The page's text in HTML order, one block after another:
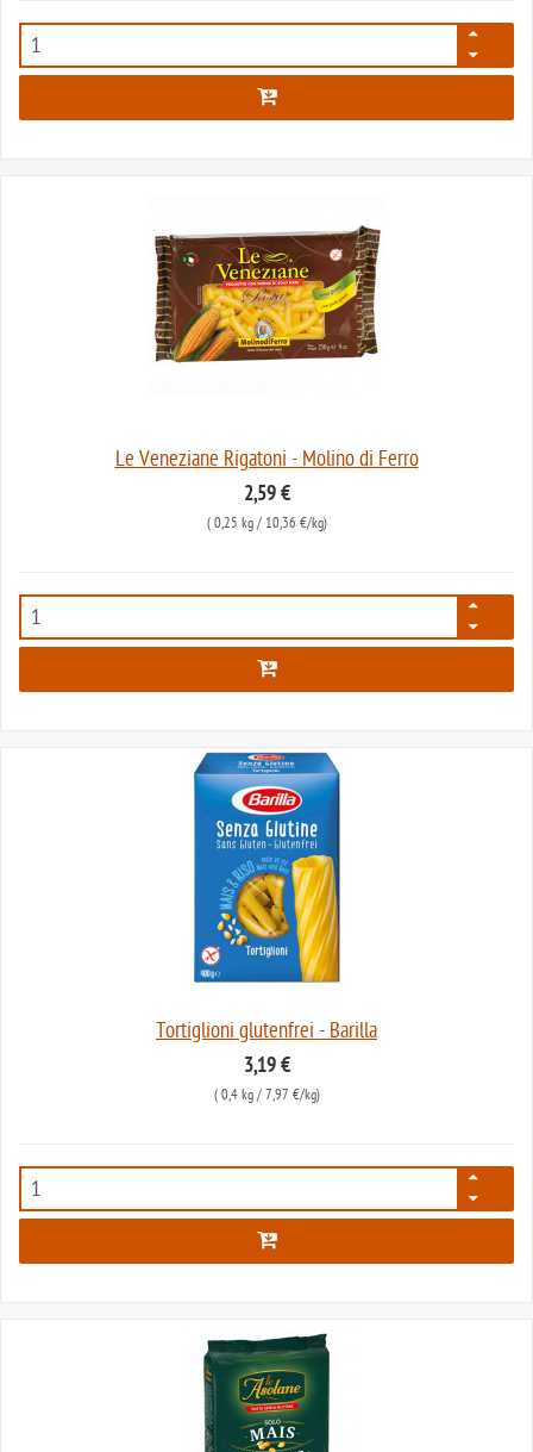
542
Le Veneziane Rigatoni - Molino di Ferro
2,59 €
( 0,25 kg/ 10,36 €/kg)
635
Tortiglioni glutenfrei - Barilla
3,19 €
( 0,4 kg/ 7,97 €/kg)
2239